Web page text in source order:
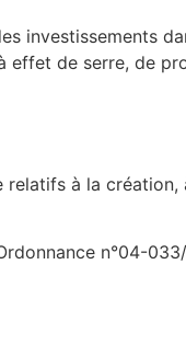
investissements
de serre, de
à la création,
n°04-